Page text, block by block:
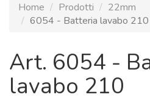
Home Prodotti
22mm
6054 - Batteria lavabo 210
Art. 6054 -
lavabo 210